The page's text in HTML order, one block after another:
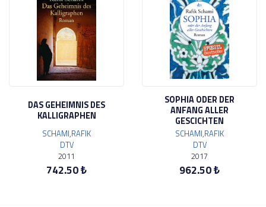
DAS GEHEIMNIS DES
KALLIGRAPHEN
SCHAMI,RAFIK
DTV
2011
742.50 ₺
SOPHIA ODER DER
ANFANG ALLER
GESCICHTEN
SCHAMI,RAFIK
DTV
2017
962.50 ₺